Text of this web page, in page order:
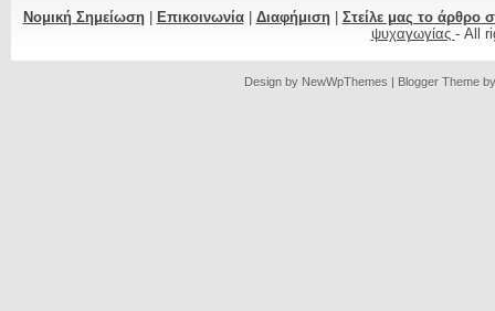
Νομική Σημείωση| Επικοινωνία| Διαφήμιση| Στείλε μας το άρθρο
ψυχαγωγίας - All
Design by NewWpThemes | Blogger Theme